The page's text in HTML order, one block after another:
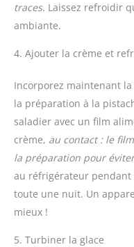
traces. Laissez refroidir
ambiante.
4. Ajouter la crème et
Incorporez maintenant la
la préparation à la
saladier avec un film
crème, au contact : le
la préparation pour
au réfrigérateur pendant
toute une nuit. Un
mieux !
5. Turbiner la glace